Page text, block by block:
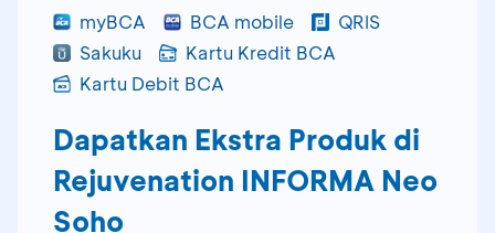
myBCA BCA mobile
QRIS
Sakuku
Kartu Kredit BCA
Kartu Debit BCA
Dapatkan Ekstra Produk di
Rejuvenation INFORMA Neo
Soho